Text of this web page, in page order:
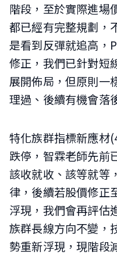
階段，至於實際進場
都已經有完整規劃，
是看到反彈就追高，
修正，我們已針對短
展開佈局，但原則一
理過、後續有機會落
特化族群指標新應材
跌停，智霖老師先前
該收就收、該等就等
律，後續若股價修正
浮現，我們會再評估
族群長線方向不變，
勢重新浮現，現階段